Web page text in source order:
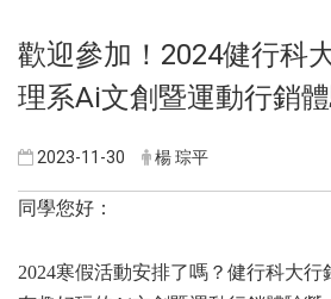
歡迎參加！2024健行科
理系Ai文創暨運動行銷
2023-11-30 楊 琮平
同學您好：
2024寒假活動安排了嗎？健行科大